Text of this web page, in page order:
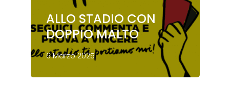
ALLO STADIO CON
DOPPIO MALTO
6 Marzo 2025